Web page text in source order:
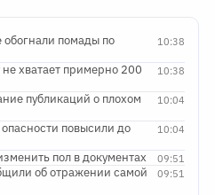
10:38
помады по
10:38
хватает примерно 200
10:04
публикаций о плохом
10:04
повысили до
09:51
пол в документах
09:51
об отражении самой